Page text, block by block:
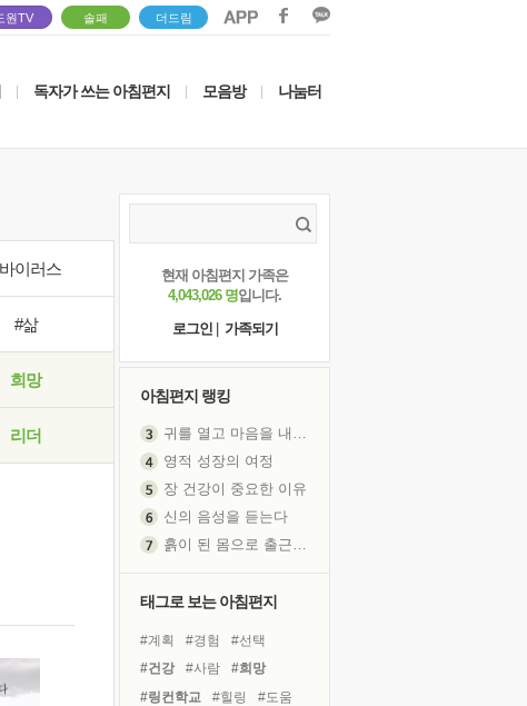
원TV 솔패 더드림
독자가 쓰는 아침편지 모음방 나눔터
이러스
#삶
희망
리더
현재 아침편지 가족은
4,043,026 명입니다.
로그인
가족되기
아침편지 랭킹
귀를 열고 마음을 내어주고
영적 성장의 여정
장 건강이 중요한 이유
신의 음성을 듣는다
흙이 된 몸으로 출근하는 여자
태그로 보는 아침편지
#계획 #경험
#선택
#건강
#사람
#희망
#링컨학교
#힐링
#도움